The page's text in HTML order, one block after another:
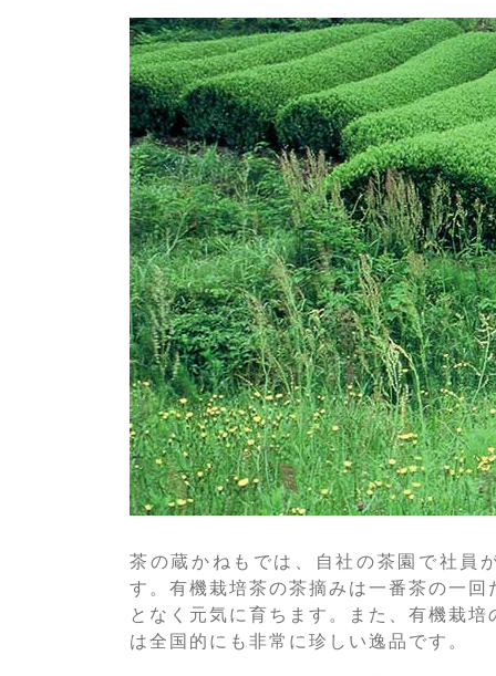
茶の蔵かねもでは、自社の茶園で社員
す。有機栽培茶の茶摘みは一番茶の一回
となく元気に育ちます。また、有機栽
は全国的にも非常に珍しい逸品です。